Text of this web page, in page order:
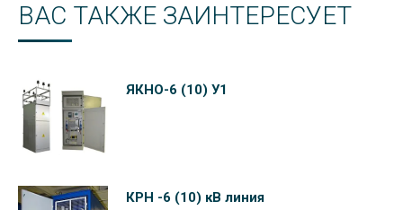
ВАС ТАКЖЕ ЗАИНТЕРЕСУЕТ
ЯКНО-6 (10) У1
КРН -6 (10) кВ линия